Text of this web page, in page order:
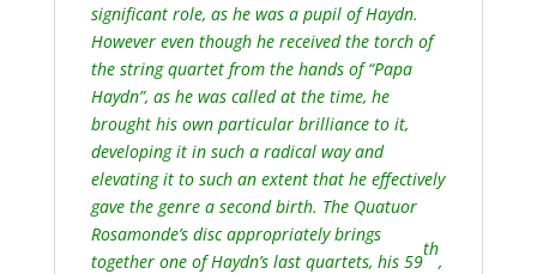
significant role, as he was a pupil of Haydn.
However even though he received the torch of
the string quartet from the hands of “Papa
Haydn”, as he was called at the time, he
brought his own particular brilliance to it,
developing it in such a radical way and
elevating it to such an extent that he effectively
gave the genre a second birth. The Quatuor
Rosamonde’s disc appropriately brings
together one of Haydn’s last quartets, his 59
th
,